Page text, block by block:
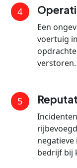
4
Een
voertuig
verstoren.
5
bedrijf bij